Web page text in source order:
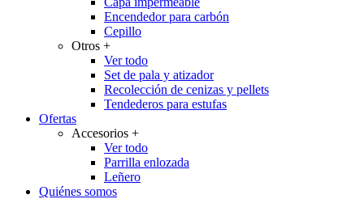
Encendedor para carbón
Cepillo
Otros +
Ver todo
Set de pala y atizador
Recolección de cenizas y pellets
Tendederos para estufas
Ofertas
Accesorios +
Ver todo
Parrilla enlozada
Leñero
Quiénes somos